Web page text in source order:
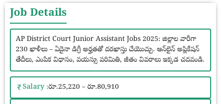
Job Details
AP District Court Junior Assistant Jobs 2025: జిల్లాల వారీగా
230 ఖాళీలు – ఏదైనా డిగ్రీ అర్హతతో దరఖాస్తు చేయొచ్చు. ఆన్‌లైన్ అప్లికేషన్
తేదీలు, ఎంపిక విధానం, వయస్సు పరిమితి, జీతం వివరాలు ఇక్కడ చదవండి.
Salary :రూ.25,220 – రూ.80,910